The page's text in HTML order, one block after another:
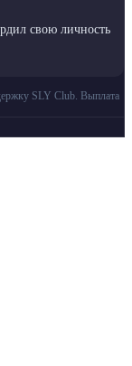
свою личность
SLY Club. Выплата